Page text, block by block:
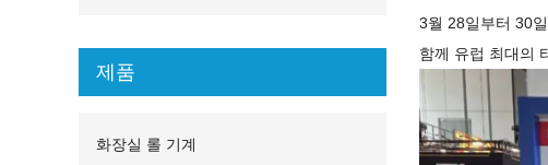
3월 28일부터 30
함께 유럽 최대의
제품
화장실 롤 기계